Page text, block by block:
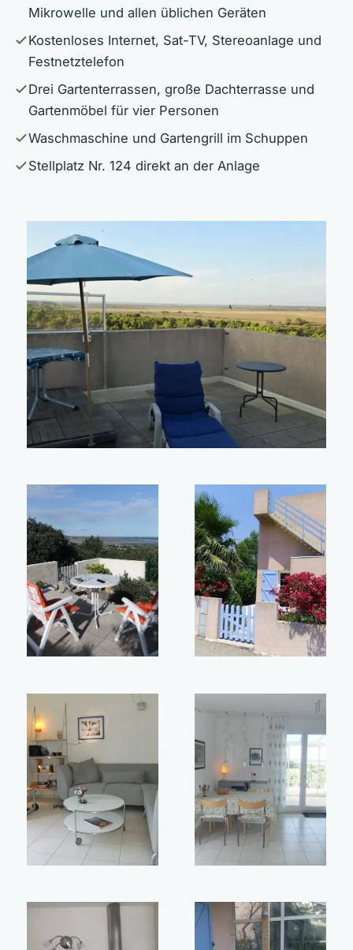
Mikrowelle und allen üblichen Geräten
Kostenloses Internet, Sat-TV, Stereoanlage und
Festnetztelefon
Drei Gartenterrassen, große Dachterrasse und
Gartenmöbel für vier Personen
Waschmaschine und Gartengrill im Schuppen
Stellplatz Nr. 124 direkt an der Anlage